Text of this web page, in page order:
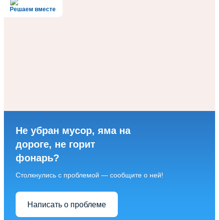
Решаем вместе
Не убран мусор, яма на
дороге, не горит
фонарь?
Столкнулись с проблемой — сообщите о ней!
Написать о проблеме